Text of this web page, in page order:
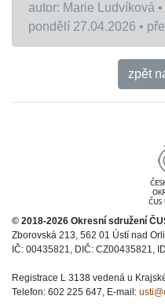
autor: Marie Ludvíková
pondělí 27.04.2026 •
zpět
© 2018-2026 Okresní sdružení
Zborovská 213, 562 01 Ústí nad
IČ: 00435821, DIČ: CZ00435821,
Registrace L 3138 vedená u
Telefon: 602 225 647, E-mail: